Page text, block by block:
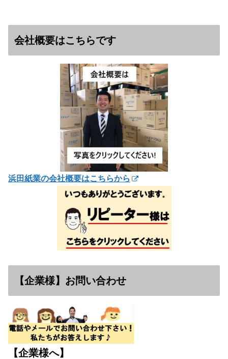
会社概要はこちらです
浜田紙業の会社概要はこちらから
【企業様】お問い合わせ
【企業様へ】